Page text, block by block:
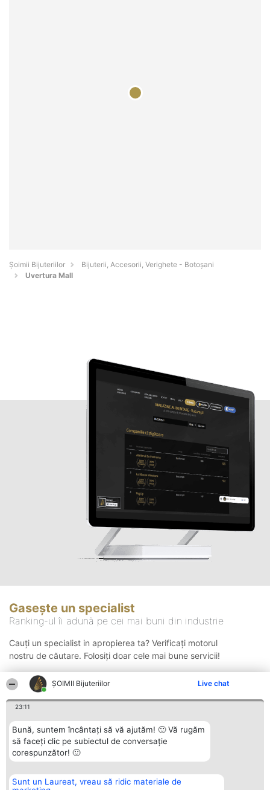
ŞOIMII Bijuteriilor Live chat
23:11
Bună, suntem încântați să vă ajutăm! 🙂 Vă rugăm
să faceți clic pe subiectul de conversație
corespunzător! 🙂
Sunt un Laureat, vreau să ridic materiale de
Şoimii Bijuteriilor
Bijuterii, Accesorii, Verighete - Botoşani
Uvertura Mall
Gasește un specialist
Ranking-ul îi adună pe cei mai buni din industrie
Cauți un specialist in apropierea ta? Verificați motorul
nostru de căutare. Folosiți doar cele mai bune servicii!
Organizator Ranking Plebiscyt Contact